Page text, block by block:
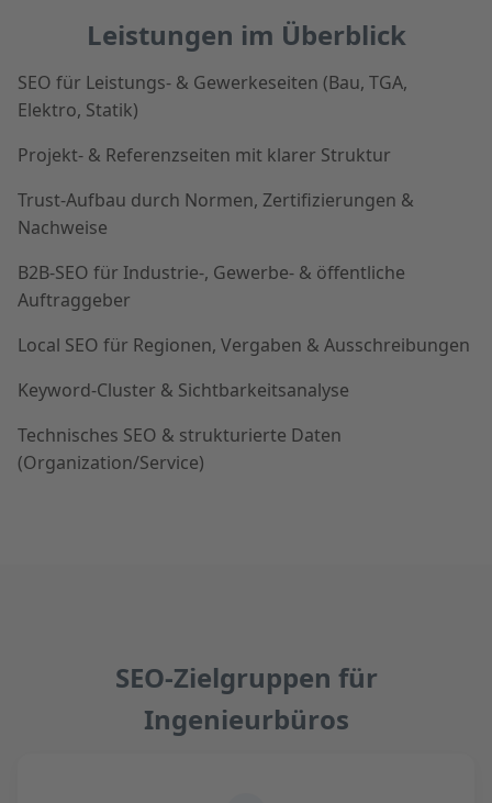
Leistungen im Überblick
SEO für Leistungs- & Gewerkeseiten (Bau, TGA,
Elektro, Statik)
Projekt- & Referenzseiten mit klarer Struktur
Trust-Aufbau durch Normen, Zertifizierungen &
Nachweise
B2B-SEO für Industrie-, Gewerbe- & öffentliche
Auftraggeber
Local SEO für Regionen, Vergaben & Ausschreibungen
Keyword-Cluster & Sichtbarkeitsanalyse
Technisches SEO & strukturierte Daten
(Organization/Service)
SEO-Zielgruppen für
Ingenieurbüros